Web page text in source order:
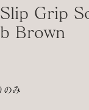
Grip
Brown
のみ